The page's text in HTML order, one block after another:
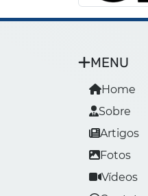
MENU
Home
Sobre
Artigos
Fotos
Vídeos